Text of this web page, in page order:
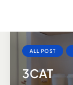
ALL POST
3CAT